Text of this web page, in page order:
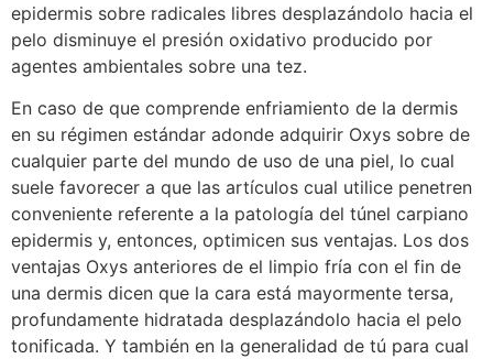
epidermis sobre radicales libres desplazándolo hacia el
pelo disminuye el presión oxidativo producido por
agentes ambientales sobre una tez.
En caso de que comprende enfriamiento de la dermis
en su régimen estándar adonde adquirir Oxys sobre de
cualquier parte del mundo de uso de una piel, lo cual
suele favorecer a que las artículos cual utilice penetren
conveniente referente a la patologí­a del túnel carpiano
epidermis y, entonces, optimicen sus ventajas. Los dos
ventajas Oxys anteriores de el limpio fría con el fin de
una dermis dicen que la cara está mayormente tersa,
profundamente hidratada desplazándolo hacia el pelo
tonificada. Y también en la generalidad de tú para cual